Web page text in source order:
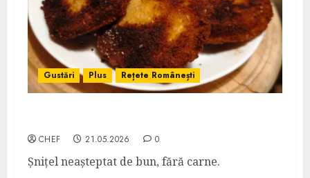
Gustări Plus Rețete Românești
CHEF 21.05.2026 0
Șnițel neașteptat de bun, fără carne.